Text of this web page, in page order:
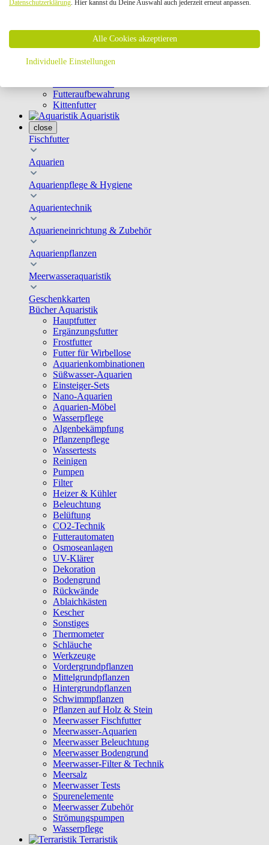
Geschirre & Leinen
Schutznetze
Kippfensterschutz
Katzenkameras
Futternäpfe
Futteraufbewahrung
Kittenfutter
Aquaristik
close
Fischfutter
Aquarien
Aquarienpflege & Hygiene
Aquarientechnik
Aquarieneinrichtung & Zubehör
Aquarienpflanzen
Meerwasseraquaristik
Geschenkkarten
Bücher Aquaristik
Hauptfutter
Ergänzungsfutter
Frostfutter
Futter für Wirbellose
Aquarienkombinationen
Süßwasser-Aquarien
Einsteiger-Sets
Nano-Aquarien
Aquarien-Möbel
Wasserpflege
Algenbekämpfung
Pflanzenpflege
Wassertests
Reinigen
Pumpen
Filter
Heizer & Kühler
Beleuchtung
Belüftung
CO2-Technik
Futterautomaten
Osmoseanlagen
UV-Klärer
Dekoration
Bodengrund
Rückwände
Ablaichkästen
Kescher
Sonstiges
Thermometer
Schläuche
Werkzeuge
Vordergrundpflanzen
Mittelgrundpflanzen
Hintergrundpflanzen
Schwimmpflanzen
Pflanzen auf Holz & Stein
Meerwasser Fischfutter
Meerwasser-Aquarien
Meerwasser Beleuchtung
Meerwasser Bodengrund
Meerwasser-Filter & Technik
Meersalz
Meerwasser Tests
Spurenelemente
Meerwasser Zubehör
Strömungspumpen
Wasserpflege
Terraristik
Datenschutzerklärung. Hier kannst du Deine Auswahl auch jederzeit erneut anpassen.
Alle Cookies akzeptieren
Individuelle Einstellungen